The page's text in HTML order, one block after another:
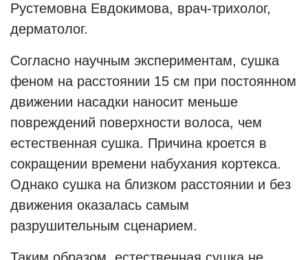
Рустемовна Евдокимова, врач-трихолог,
дерматолог.
Согласно научным экспериментам, сушка
феном на расстоянии 15 см при постоянном
движении насадки наносит меньше
повреждений поверхности волоса, чем
естественная сушка. Причина кроется в
сокращении времени набухания кортекса.
Однако сушка на близком расстоянии и без
движения оказалась самым
разрушительным сценарием.